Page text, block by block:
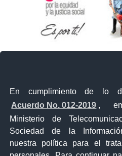
En cumplimiento de lo
Acuerdo No. 012-2019 ,
Ministerio de
Sociedad de la
nuestra política para el
Ventanilla
Ventanilla Única de